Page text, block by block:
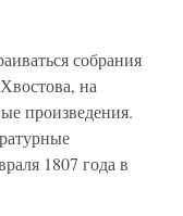
собрания
на
произведения.
1807 года в